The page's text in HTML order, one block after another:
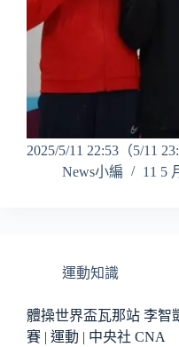
2025/5/11 22:53（5/11
News小編
11 5
運動知識
體操世界盃瓦那站 李智
賽 | 運動 | 中央社 CNA